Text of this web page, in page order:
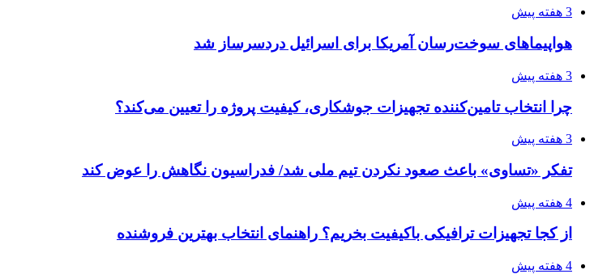
3 هفته پیش
هواپیماهای سوخت‌رسان آمریکا برای اسرائیل دردسرساز شد
3 هفته پیش
چرا انتخاب تامین‌کننده تجهیزات جوشکاری، کیفیت پروژه را تعیین می‌کند؟
3 هفته پیش
تفکر «تساوی» باعث صعود نکردن تیم ملی شد/ فدراسیون نگاهش را عوض کند
4 هفته پیش
از کجا تجهیزات ترافیکی باکیفیت بخریم؟ راهنمای انتخاب بهترین فروشنده
4 هفته پیش